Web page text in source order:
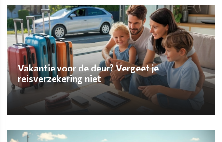
Vakantie voor de deur? Vergeet je
reisverzekering niet
ONTDEK MEER